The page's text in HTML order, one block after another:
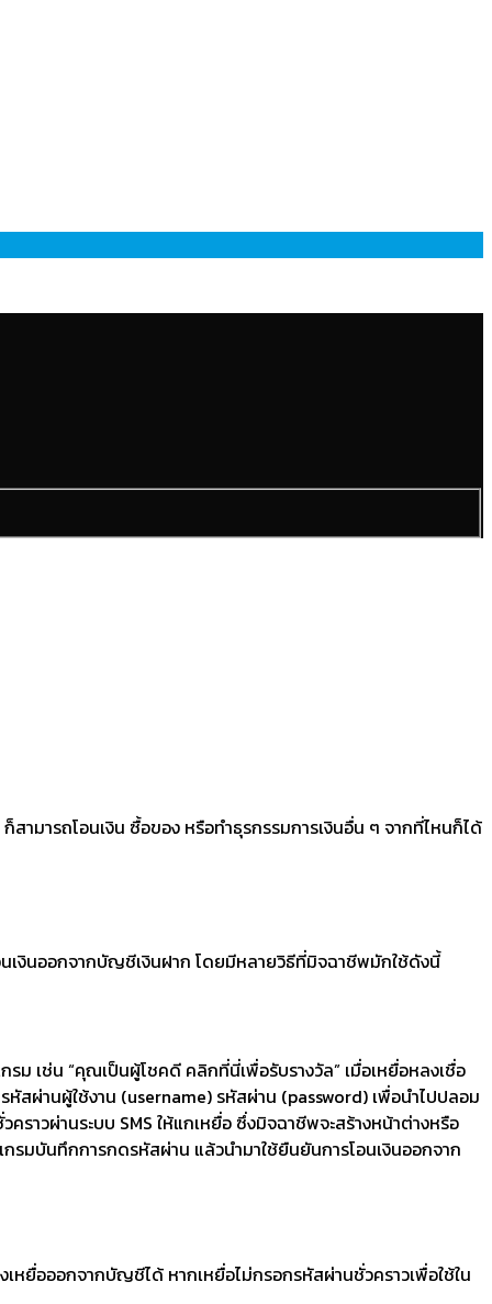
ามารถโอนเงิน ซื้อของ หรือทำธุรกรรมการเงินอื่น ๆ จากที่ไหนก็ได้
เงินออกจากบัญชีเงินฝาก โดยมีหลายวิธีที่มิจฉาชีพมักใช้ดังนี้
เช่น “คุณเป็นผู้โชคดี คลิกที่นี่เพื่อรับรางวัล” เมื่อเหยื่อหลงเชื่อ
สผ่านผู้ใช้งาน (username) รหัสผ่าน (password) เพื่อนำไปปลอม
ราวผ่านระบบ SMS ให้แกเหยื่อ ซึ่งมิจฉาชีพจะสร้างหน้าต่างหรือ
มบันทึกการกดรหัสผ่าน แล้วนำมาใช้ยืนยันการโอนเงินออกจาก
ยื่อออกจากบัญชีได้ หากเหยื่อไม่กรอกรหัสผ่านชั่วคราวเพื่อใช้ใน